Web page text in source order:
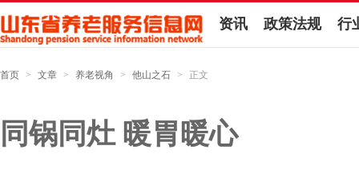
资讯 政策法规 行
首页 > 文章 > 养老视角 > 他山之石 > 正文
同锅同灶 暖胃暖心